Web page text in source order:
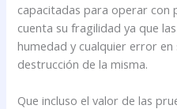
capacitadas para operar con
cuenta su fragilidad ya que
humedad y cualquier error
destrucción de la misma.
Que incluso el valor de las